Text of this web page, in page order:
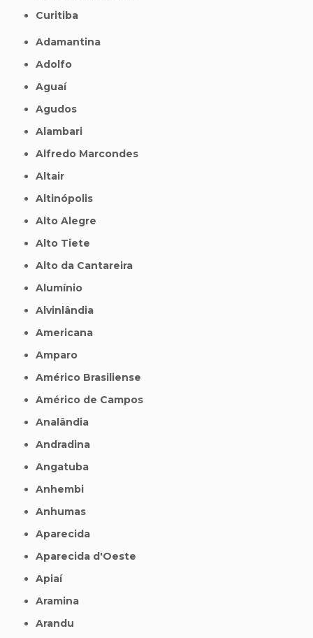
Curitiba
Adamantina
Adolfo
Aguaí
Agudos
Alambari
Alfredo Marcondes
Altair
Altinópolis
Alto Alegre
Alto Tiete
Alto da Cantareira
Alumínio
Alvinlândia
Americana
Amparo
Américo Brasiliense
Américo de Campos
Analândia
Andradina
Angatuba
Anhembi
Anhumas
Aparecida
Aparecida d'Oeste
Apiaí
Aramina
Arandu